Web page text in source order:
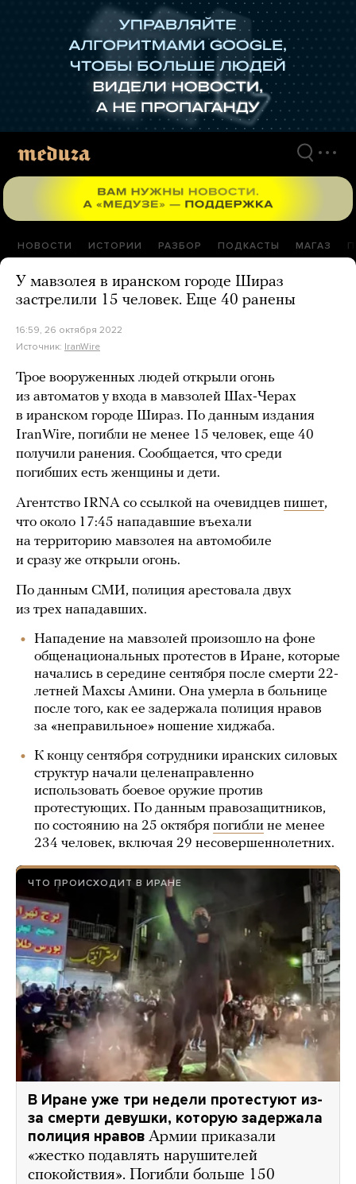
НОВОСТИ ИСТОРИИ РАЗБОР ПОДКАСТЫ МАГАЗ
У мавзолея в иранском городе Шираз
застрелили 15 человек. Еще 40 ранены
16:59, 26 октября 2022
Источник: IranWire
Трое вооруженных людей открыли огонь
из автоматов у входа в мавзолей Шах-Черах
в иранском городе Шираз. По данным издания
IranWire, погибли не менее 15 человек, еще 40
получили ранения. Сообщается, что среди
погибших есть женщины и дети.
Агентство IRNA со ссылкой на очевидцев пишет,
что около 17:45 нападавшие въехали
на территорию мавзолея на автомобиле
и сразу же открыли огонь.
По данным СМИ, полиция арестовала двух
из трех нападавших.
Нападение на мавзолей произошло на фоне
общенациональных протестов в Иране, которые
начались в середине сентября после смерти 22-
летней Махсы Амини. Она умерла в больнице
после того, как ее задержала полиция нравов
за «неправильное» ношение хиджаба.
К концу сентября сотрудники иранских силовых
структур начали целенаправленно
использовать боевое оружие против
протестующих. По данным правозащитников,
по состоянию на 25 октября погибли не менее
234 человек, включая 29 несовершеннолетних.
ЧТО ПРОИСХОДИТ В ИРАНЕ
В Иране уже три недели протестуют из-
за смерти девушки, которую задержала
полиция нравов Армии приказали
«жестко подавлять нарушителей
спокойствия». Погибли больше 150